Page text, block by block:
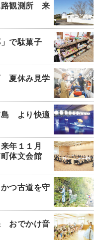
路観測所 来
で駄菓子
夏休み見学
島 より快適
年１１月
体文会館
つ古道を守
おでかけ音